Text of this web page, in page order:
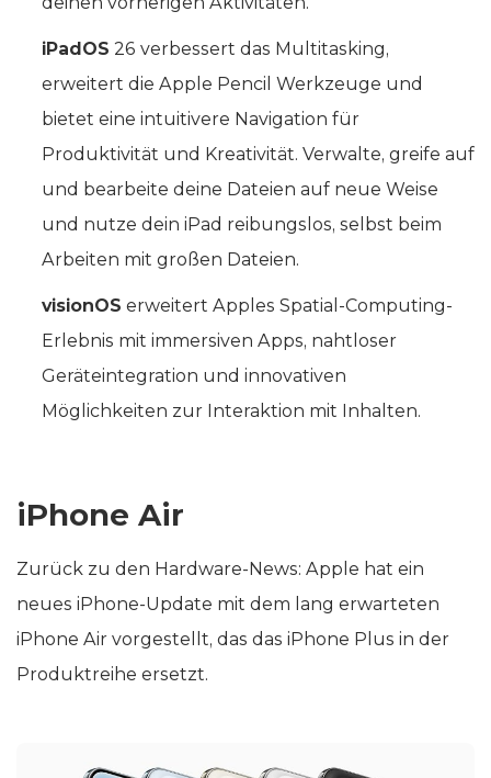
iPadOS 26 verbessert das Multitasking,
erweitert die Apple Pencil Werkzeuge und
bietet eine intuitivere Navigation für
Produktivität und Kreativität. Verwalte, greife auf
und bearbeite deine Dateien auf neue Weise
und nutze dein iPad reibungslos, selbst beim
Arbeiten mit großen Dateien.
visionOS erweitert Apples Spatial-Computing-
Erlebnis mit immersiven Apps, nahtloser
Geräteintegration und innovativen
Möglichkeiten zur Interaktion mit Inhalten.
iPhone Air
Zurück zu den Hardware-News: Apple hat ein
neues iPhone-Update mit dem lang erwarteten
iPhone Air vorgestellt, das das iPhone Plus in der
Produktreihe ersetzt.